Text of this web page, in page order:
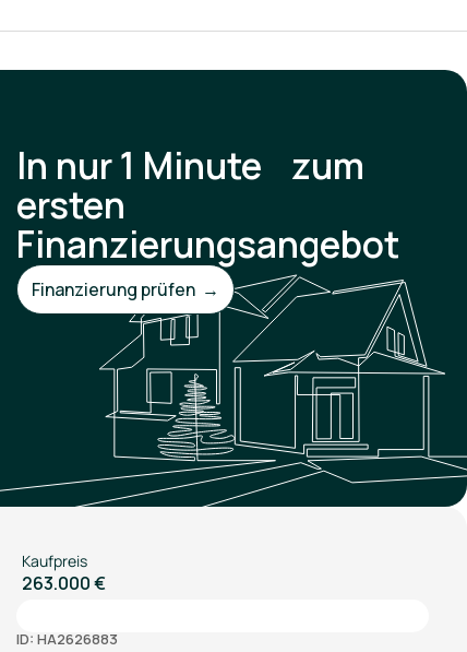
In nur 1 Minute zum
ersten
Finanzierungsangebot
Finanzierung prüfen →
Kaufpreis
263.000 €
ID: HA2626883